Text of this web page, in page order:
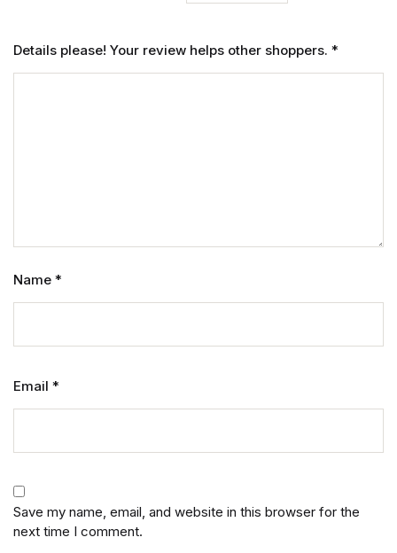
Details please! Your review helps other shoppers. *
Name *
Email *
Save my name, email, and website in this browser for the
next time I comment.